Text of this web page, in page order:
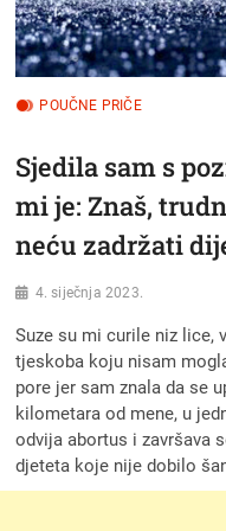
POUČNE PRIČE
Sjedila sam s
mi je: Znaš,
neću zadržati
4. siječnja 2023.
Suze su mi curile niz lice,
tjeskoba koju nisam
pore jer sam znala da se
kilometara od mene, u
odvija abortus i završava
djeteta koje nije dobilo